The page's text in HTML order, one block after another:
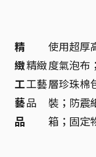
精
緻
工
藝
品
精緻
工藝
品
使用超厚
度氣泡布
層珍珠棉
裝；防震
箱；固定